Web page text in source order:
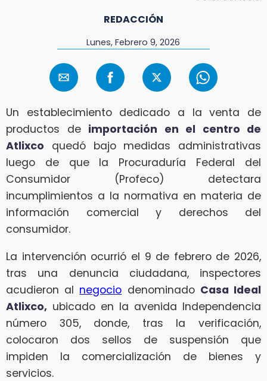
REDACCIÓN
Lunes, Febrero 9, 2026
Un establecimiento dedicado a la venta de
productos de importación en el centro de
Atlixco quedó bajo medidas administrativas
luego de que la Procuraduría Federal del
Consumidor (Profeco) detectara
incumplimientos a la normativa en materia de
información comercial y derechos del
consumidor.
La intervención ocurrió el 9 de febrero de 2026,
tras una denuncia ciudadana, inspectores
acudieron al negocio denominado Casa Ideal
Atlixco, ubicado en la avenida Independencia
número 305, donde, tras la verificación,
colocaron dos sellos de suspensión que
impiden la comercialización de bienes y
servicios.